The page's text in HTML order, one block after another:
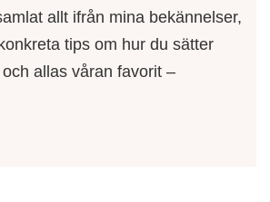
allt ifrån mina bekännelser,
tips om hur du sätter
allas våran favorit –